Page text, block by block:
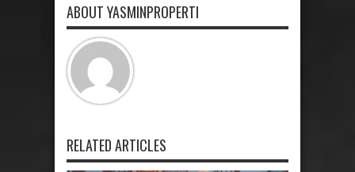
ABOUT YASMINPROPERTI
RELATED ARTICLES